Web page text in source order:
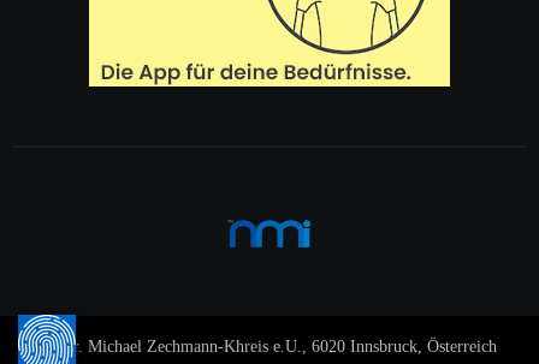
© Dr. Michael Zechmann-Khreis e.U., 6020 Innsbruck, Österreich